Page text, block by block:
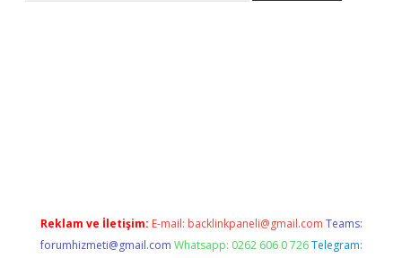
Reklam ve İletişim: E-mail: backlinkpaneli@gmail.com Teams:
forumhizmeti@gmail.com Whatsapp: 0262 606 0 726 Telegram: